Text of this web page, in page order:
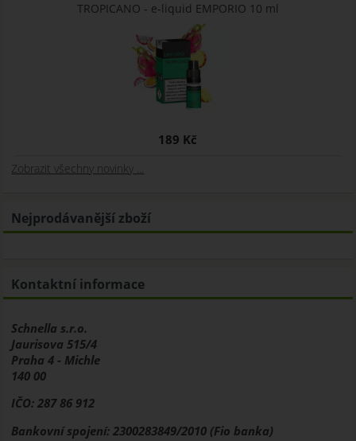
TROPICANO - e-liquid EMPORIO 10 ml
189 Kč
Zobrazit všechny novinky ...
Nejprodávanější zboží
Kontaktní informace
Schnella s.r.o.
Jaurisova 515/4
Praha 4 - Michle
140 00
IČO: 287 86 912
Bankovní spojení: 2300283849/2010 (Fio banka)